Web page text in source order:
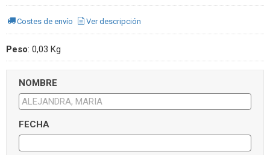
Costes de envío Ver descripción
Peso: 0,03 Kg
NOMBRE
FECHA